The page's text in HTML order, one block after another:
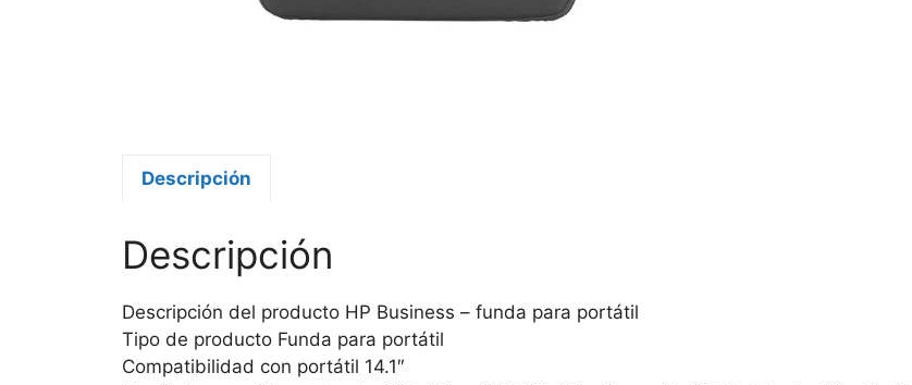
Descripción
Descripción
Descripción del producto HP Business – funda para portátil
Tipo de producto Funda para portátil
Compatibilidad con portátil 14.1″